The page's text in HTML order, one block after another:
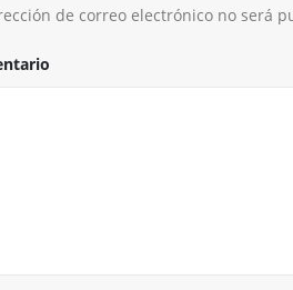
de correo electrónico no será